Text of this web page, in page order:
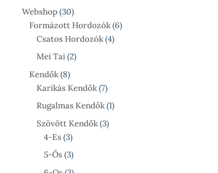
Webshop 3030
Termék
Formázott Hordozók 66
Csatos Hordozók 44
Mei Tai 22
Kendők 88
Termék
Karikás Kendők 77
Termék
Rugalmas Kendők 11
Szövött Kendők 33
4-Es 33
Termék
5-Ös 33
Termék